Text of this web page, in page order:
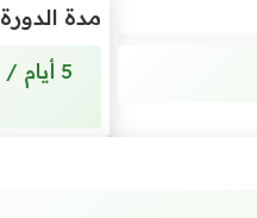
مدة الدورة